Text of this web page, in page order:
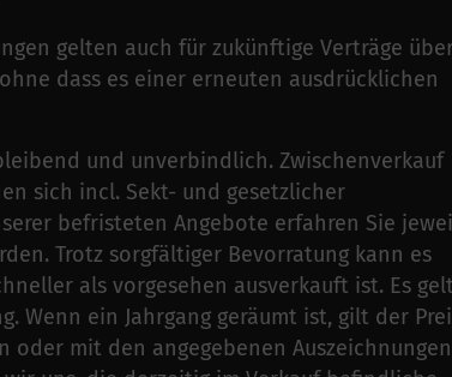
gelten auch für zukünftige Verträge
dass es einer erneuten ausdrücklichen
und unverbindlich. Zwischenverkauf
sich incl. Sekt- und gesetzlicher
befristeten Angebote erfahren Sie
Trotz sorgfältiger Bevorratung kann es
als vorgesehen ausverkauft ist. Es
Wenn ein Jahrgang geräumt ist, gilt der
mit den angegebenen Auszeichnungen